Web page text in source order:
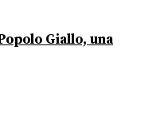
Giallo, una